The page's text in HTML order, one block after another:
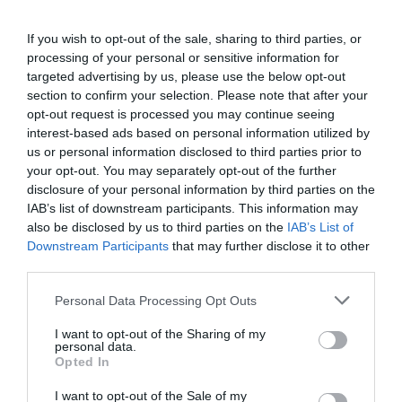
If you wish to opt-out of the sale, sharing to third parties, or
processing of your personal or sensitive information for
targeted advertising by us, please use the below opt-out
section to confirm your selection. Please note that after your
opt-out request is processed you may continue seeing
interest-based ads based on personal information utilized by
us or personal information disclosed to third parties prior to
your opt-out. You may separately opt-out of the further
disclosure of your personal information by third parties on the
IAB’s list of downstream participants. This information may
also be disclosed by us to third parties on the IAB’s List of
Downstream Participants that may further disclose it to other
Personal Data Processing Opt Outs
I want to opt-out of the Sharing of my
personal data.
Opted In
I want to opt-out of the Sale of my
adquisición de empresas familiares. Quiero transmitirla
antes del plazo exigido en la normativa. ¿Seré
sancionada?
A.D. (Correo electrónico)
Respuesta
Conforme recuerda, entre otras, la consulta de la DGT
V349/2009 de 20 de febrero de 2009, en los casos de
sucesión en la empresa familiar, si fuera aplicable el
20.2.c) de la Ley del Impuesto sobre Sucesiones y
base imponible del impuesto si, entre otras condiciones,
el adquirente mantiene la adquisición durante un plazo
de 10 años, salvo modificación en la normativa propia